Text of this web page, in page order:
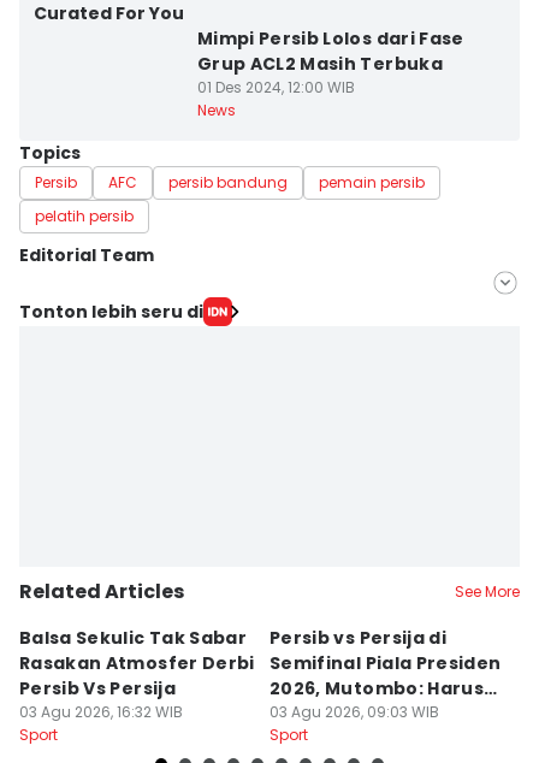
Curated For You
Mimpi Persib Lolos dari Fase
Grup ACL2 Masih Terbuka
01 Des 2024, 12:00 WIB
News
Topics
Persib AFC persib bandung
pemain persib
pelatih persib
Editorial Team
Editor
Tonton lebih seru di
Related Articles See More
Balsa Sekulic Tak Sabar
Rasakan Atmosfer Derbi
Persib Vs Persija
03 Agu 2026, 16:32 WIB
Sport
Persib vs Persija di
Semifinal Piala Presiden
2026, Mutombo: Harus
Menang
03 Agu 2026, 09:03 WIB
Sport